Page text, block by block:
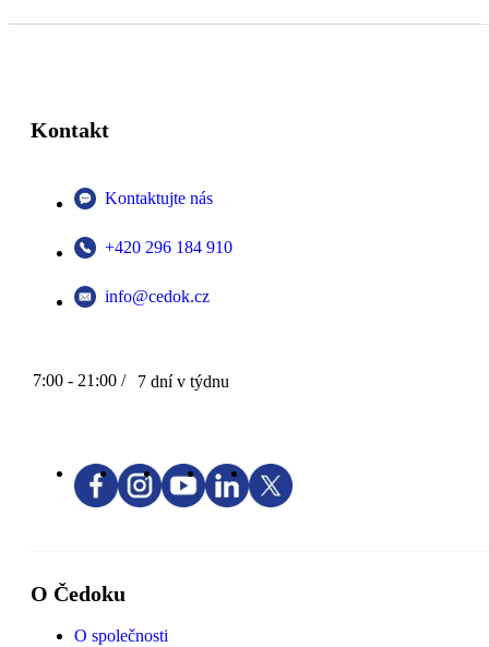
Kontakt
Kontaktujte nás
+420 296 184 910
info@cedok.cz
7:00 - 21:00 / 7 dní v týdnu
O Čedoku
O společnosti